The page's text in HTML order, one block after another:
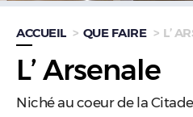
ACCUEIL QUE FAIRE L’
L’ Arsenale
Niché au coeur de la